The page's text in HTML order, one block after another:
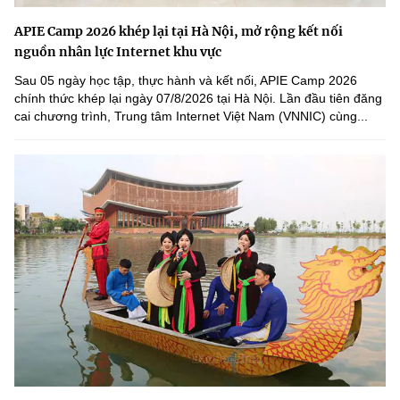
APIE Camp 2026 khép lại tại Hà Nội, mở rộng kết nối
nguồn nhân lực Internet khu vực
Sau 05 ngày học tập, thực hành và kết nối, APIE Camp 2026
chính thức khép lại ngày 07/8/2026 tại Hà Nội. Lần đầu tiên đăng
cai chương trình, Trung tâm Internet Việt Nam (VNNIC) cùng...